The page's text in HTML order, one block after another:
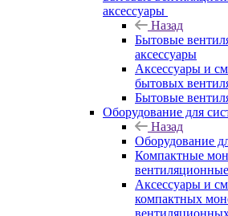
аксессуары
Назад
Бытовые
аксессуары
Аксессуары и
бытовых
Бытовые
Оборудование для
Назад
Оборудование
Компактные
Аксессуары и
компактных